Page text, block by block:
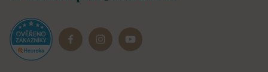
Reklamace a vrácení
Dárkové sady